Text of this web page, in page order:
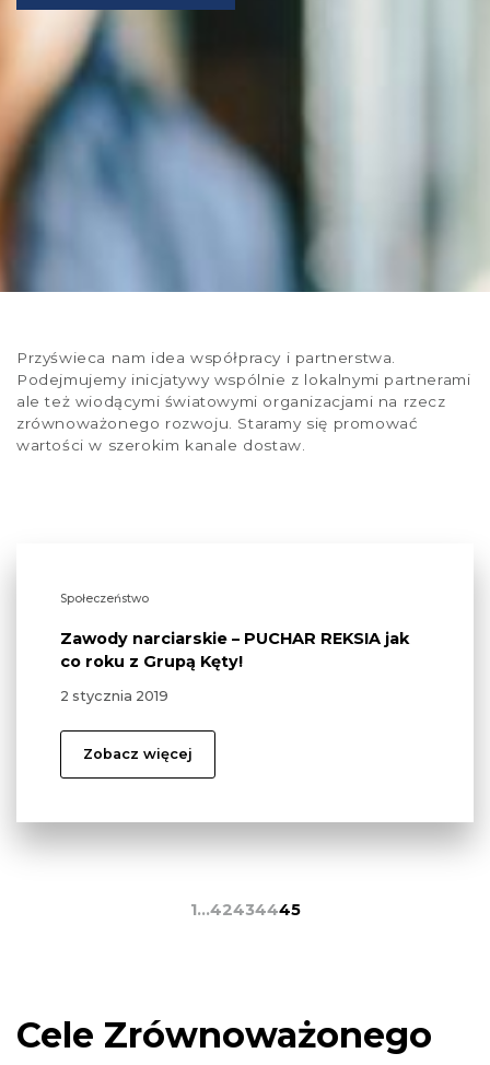
Przyświeca nam idea współpracy i partnerstwa.
Podejmujemy inicjatywy wspólnie z lokalnymi partnerami
ale też wiodącymi światowymi organizacjami na rzecz
zrównoważonego rozwoju. Staramy się promować
wartości w szerokim kanale dostaw.
Społeczeństwo
Zawody narciarskie – PUCHAR REKSIA jak
co roku z Grupą Kęty!
2 stycznia 2019
Zobacz więcej
1…42434445
Cele Zrównoważonego